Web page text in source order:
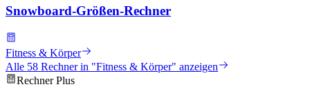
Snowboard-Größen-Rechner
Fitness & Körper
Alle 58 Rechner in "Fitness & Körper" anzeigen
Rechner Plus